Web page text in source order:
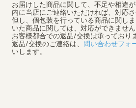
お届けした商品に関して、不足や相違
内に当店にご連絡いただければ、対応さ
但し、個包装を行っている商品に関し
いた商品に関しては、対応ができません
お客様都合での返品/交換は承っており
返品/交換のご連絡は、
問い合わせフォ
いします。